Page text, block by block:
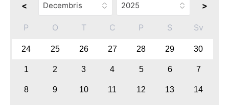
< >
P O T C P S Sv
24 25 26 27 28 29 30
1 2 3 4 5 6 7
8 9 10 11 12 13 14